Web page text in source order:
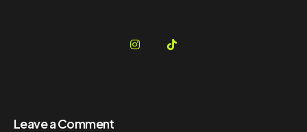
Leave a Comment